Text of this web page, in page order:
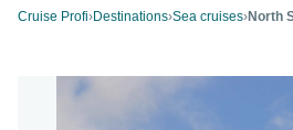
Cruise Profi›Destinations›Sea cruises›North